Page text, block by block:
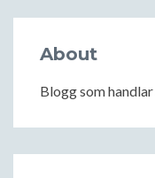
About
Blogg som